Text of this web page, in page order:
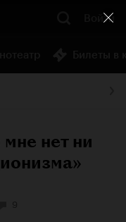
Войти
нет ни